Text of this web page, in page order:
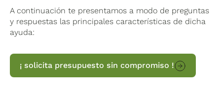
A continuación te presentamos a modo de preguntas
y respuestas las principales características de dicha
ayuda:
¡ solicita presupuesto sin compromiso !